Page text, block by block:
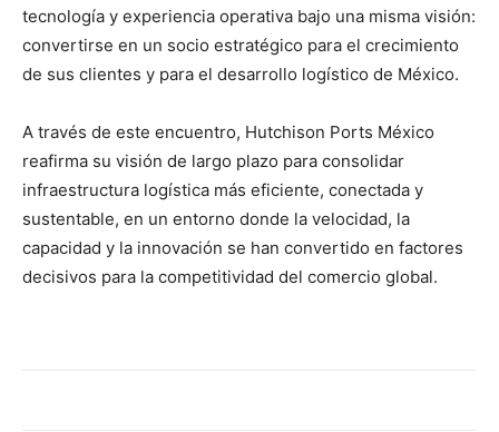
tecnología y experiencia operativa bajo una misma visión:
convertirse en un socio estratégico para el crecimiento
de sus clientes y para el desarrollo logístico de México.
A través de este encuentro, Hutchison Ports México
reafirma su visión de largo plazo para consolidar
infraestructura logística más eficiente, conectada y
sustentable, en un entorno donde la velocidad, la
capacidad y la innovación se han convertido en factores
decisivos para la competitividad del comercio global.